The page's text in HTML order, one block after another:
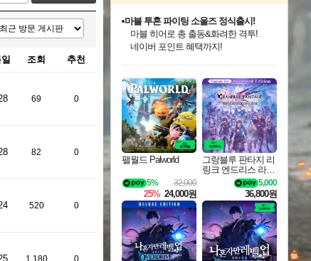
조회 추천
69 0
82 0
520 0
1,180 0
최대 90% 할인가를 만나보세요!
네이버혜택과 함께 만나보세요!
50%할인&추가 적립까지!
마블 투혼 파이팅 소울즈 정식출시!
마블 히어로 총 출동&화려한 격투!
네이버 포인트 혜택까지!
이니&베니 혜택까지!
네이버 혜택가와 함께 예약하세요!
할인&네이버혜택으로 만나보세요!
네이버페이 혜택과 만나보세요!
40주년 프로모션으로 만나보세요!
할인가에 만나보세요!
일부 에디션 상시 할인!
혜택으로 예약 판매 중
편안하게 충전하세요
팰월드 Palworld
32,000
5%
25% 24,000원
그랑블루 판타지 리
링크 엔드리스 라그
나로크 업그레이드
킷 Granblue Fantasy
Relink Endless Ragn
arok Upgrade Kit DL
C
5,000
36,800원